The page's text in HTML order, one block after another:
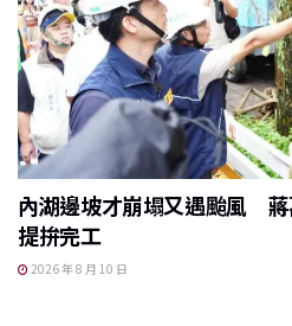
內湖邊坡才崩塌又遇颱風
提拚完工
2026 年 8 月 10 日